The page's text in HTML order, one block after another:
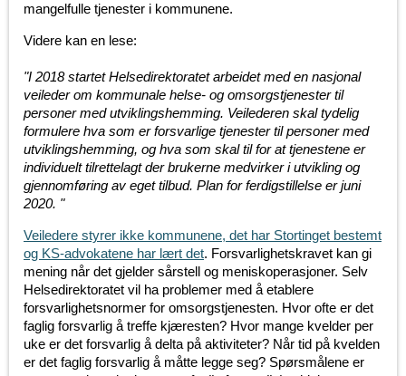
mangelfulle tjenester i kommunene.
Videre kan en lese:
"I 2018 startet Helsedirektoratet arbeidet med en nasjonal
veileder om kommunale helse- og omsorgstjenester til
personer med utviklingshemming. Veilederen skal tydelig
formulere hva som er forsvarlige tjenester til personer med
utviklingshemming, og hva som skal til for at tjenestene er
individuelt tilrettelagt der brukerne medvirker i utvikling og
gjennomføring av eget tilbud. Plan for ferdigstillelse er juni
2020. "
Veiledere styrer ikke kommunene, det har Stortinget bestemt
og KS-advokatene har lært det. Forsvarlighetskravet kan gi
mening når det gjelder sårstell og meniskoperasjoner. Selv
Helsedirektoratet vil ha problemer med å etablere
forsvarlighetsnormer for omsorgstjenesten. Hvor ofte er det
faglig forsvarlig å treffe kjæresten? Hvor mange kvelder per
uke er det forsvarlig å delta på aktiviteter? Når tid på kvelden
er det faglig forsvarlig å måtte legge seg? Spørsmålene er